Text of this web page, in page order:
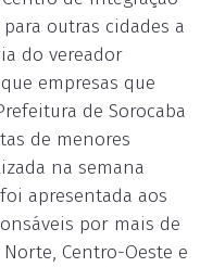
para outras cidades a
do vereador
empresas que
de Sorocaba
de menores
na semana
apresentada aos
por mais de
Centro-Oeste e